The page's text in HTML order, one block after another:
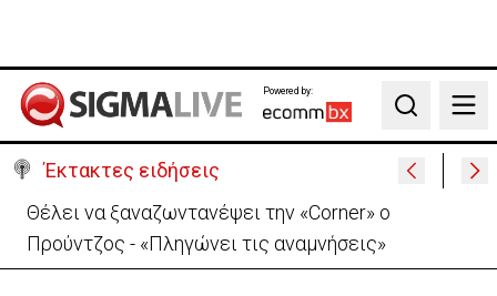
Powered by:
Search
Έκτακτες ειδήσεις
Θέλει να ξαναζωντανέψει την «Corner» o
Προύντζος - «Πληγώνει τις αναμνήσεις»